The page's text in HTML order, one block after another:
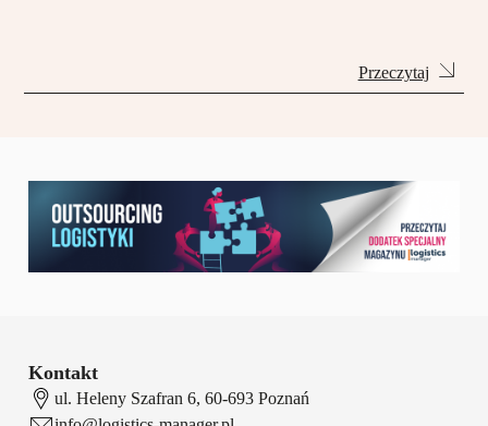
Przeczytaj
Kontakt
ul. Heleny Szafran 6, 60-693 Poznań